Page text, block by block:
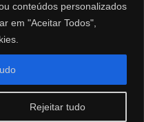
conteúdos personalizados
em "Aceitar Todos",
Rejeitar tudo